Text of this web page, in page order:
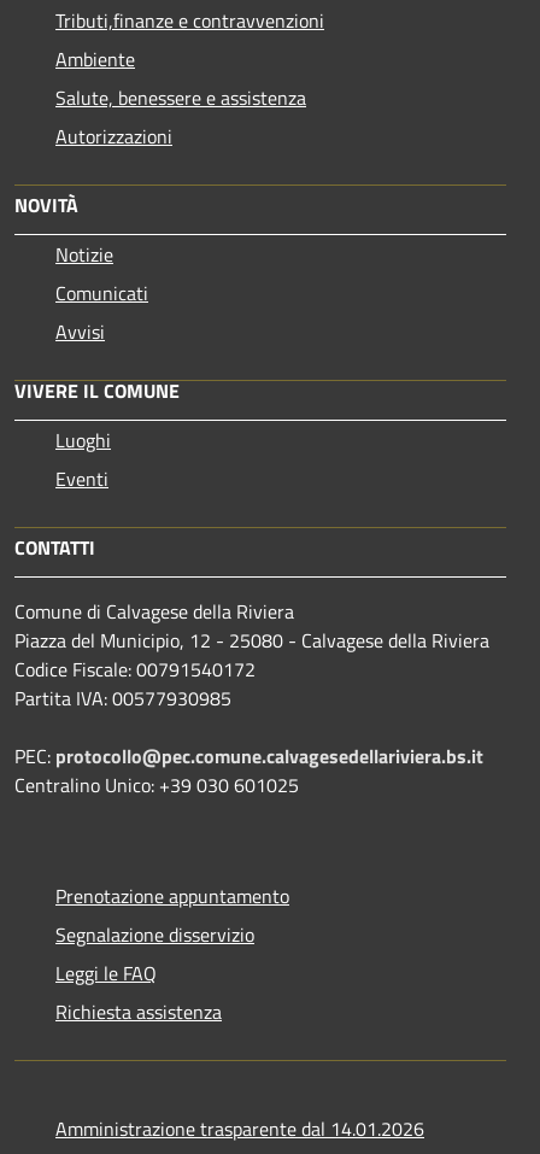
Tributi,finanze e contravvenzioni
Ambiente
Salute, benessere e assistenza
Autorizzazioni
NOVITÀ
Notizie
Comunicati
Avvisi
VIVERE IL COMUNE
Luoghi
Eventi
CONTATTI
Comune di Calvagese della Riviera
Piazza del Municipio, 12 - 25080 - Calvagese della Riviera
Codice Fiscale: 00791540172
Partita IVA: 00577930985
PEC: protocollo@pec.comune.calvagesedellariviera.bs.it
Centralino Unico: +39 030 601025
Prenotazione appuntamento
Segnalazione disservizio
Leggi le FAQ
Richiesta assistenza
Amministrazione trasparente dal 14.01.2026